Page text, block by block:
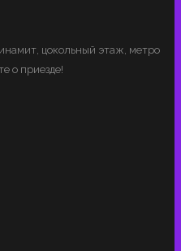
цокольный этаж, метро
о приезде!